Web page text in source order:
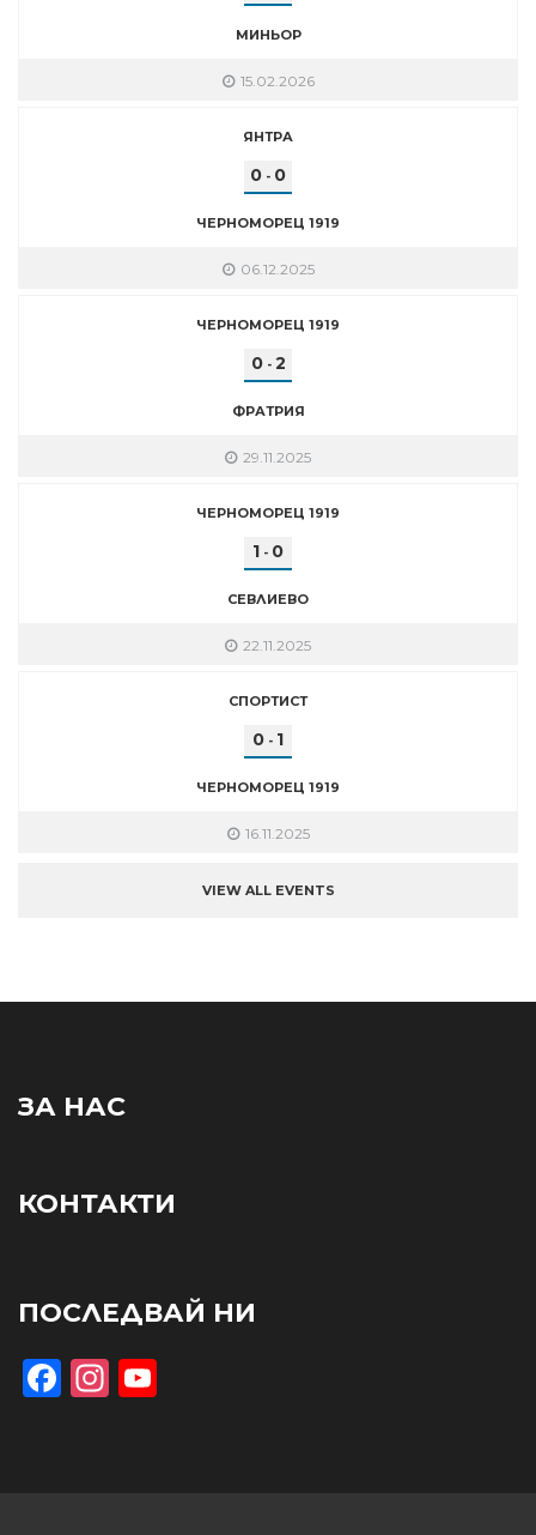
МИНЬОР
15.02.2026
ЯНТРА
0 - 0
ЧЕРНОМОРЕЦ 1919
06.12.2025
ЧЕРНОМОРЕЦ 1919
0- 2
ФРАТРИЯ
29.11.2025
ЧЕРНОМОРЕЦ 1919
1 - 0
СЕВЛИЕВО
22.11.2025
СПОРТИСТ
0 - 1
ЧЕРНОМОРЕЦ 1919
16.11.2025
VIEW ALL EVENTS
ЗА НАС
КОНТАКТИ
ПОСЛЕДВАЙ НИ
Facebook
Instagram